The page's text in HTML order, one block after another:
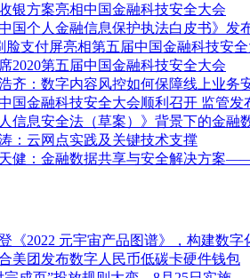
银方案亮相中国金融科技安全大会
国个人金融信息保护执法白皮书》发
支付屏亮相第五届中国金融科技安全
2020第五届中国金融科技安全大会
齐：数字内容风控如何保障线上业务
中国金融科技安全大会顺利召开 监管
信息安全法（草案）》背景下的金融
：云网点实践及关键技术支撑
健：金融数据共享与安全解决方案
《2022 元宇宙产品图谱》，构建数字
美团发布数字人民币低碳卡硬件钱包